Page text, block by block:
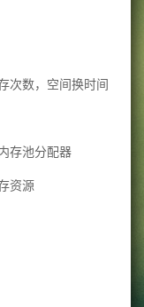
次数，空间换时间
池分配器
资源